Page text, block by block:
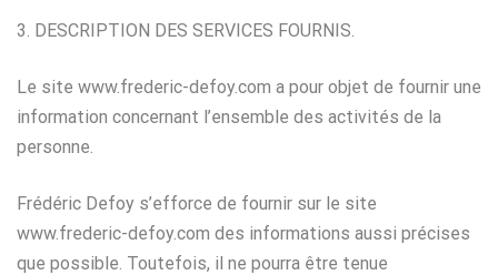
3. DESCRIPTION DES SERVICES FOURNIS.
Le site www.frederic-defoy.com a pour objet de fournir une
information concernant l’ensemble des activités de la
personne.
Frédéric Defoy s’efforce de fournir sur le site
www.frederic-defoy.com des informations aussi précises
que possible. Toutefois, il ne pourra être tenue